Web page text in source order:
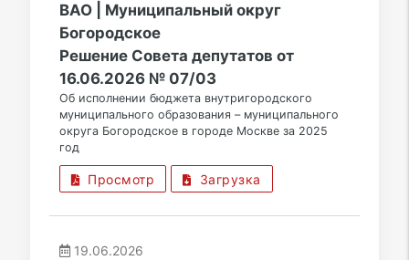
ВАО | Муниципальный округ
Богородское
Решение Совета депутатов от
16.06.2026 № 07/03
Об исполнении бюджета внутригородского
муниципального образования – муниципального
округа Богородское в городе Москве за 2025
год
Просмотр Загрузка
19.06.2026